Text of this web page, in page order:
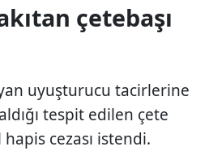
çetebaşı
uyuşturucu tacirlerine
tespit edilen çete
hapis cezası istendi.